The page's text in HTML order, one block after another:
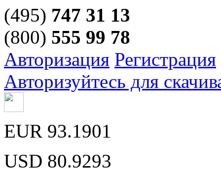
(495) 747 31 13
(800) 555 99 78
Авторизация Регистрация
Авторизуйтесь для
EUR 93.1901
USD 80.9293